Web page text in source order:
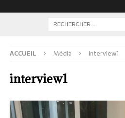
ACCUEIL Média interview1
interview1